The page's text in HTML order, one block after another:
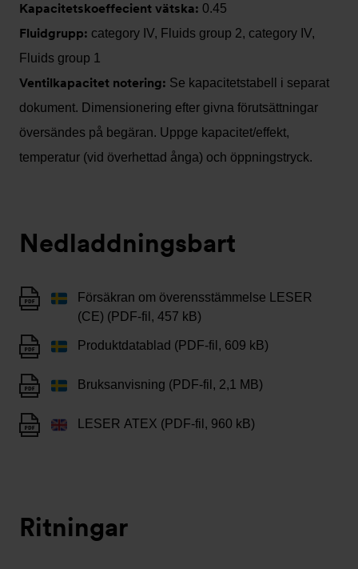
Kapacitetskoeffecient vätska: 0.45
Fluidgrupp: category IV, Fluids group 2, category IV,
Fluids group 1
Ventilkapacitet notering: Se kapacitetstabell i separat
dokument. Dimensionering efter givna förutsättningar
översändes på begäran. Uppge kapacitet/effekt,
temperatur (vid överhettad ånga) och öppningstryck.
Nedladdningsbart
Försäkran om överensstämmelse LESER
(CE) (PDF-fil, 457 kB)
Produktdatablad (PDF-fil, 609 kB)
Bruksanvisning (PDF-fil, 2,1 MB)
LESER ATEX (PDF-fil, 960 kB)
Ritningar